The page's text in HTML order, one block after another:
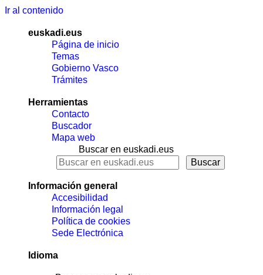
Ir al contenido
euskadi.eus
Página de inicio
Temas
Gobierno Vasco
Trámites
Herramientas
Contacto
Buscador
Mapa web
Buscar en euskadi.eus
Información general
Accesibilidad
Información legal
Política de cookies
Sede Electrónica
Idioma